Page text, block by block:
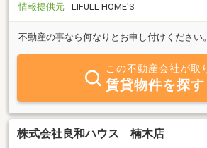
情報提供元
LIFULL HOME'S
不動産の事なら何なりとお申し付けください。
この不動産会社が取
賃貸物件を探す
株式会社良和ハウス 楠木店